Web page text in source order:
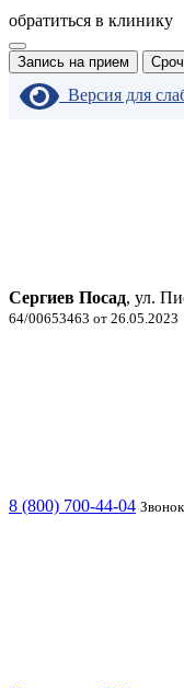
обратиться в клинику
Запись на прием
Версия для
Сергиев Посад, ул.
64/00653463 от 26.05.2023
8 (800) 700-44-04